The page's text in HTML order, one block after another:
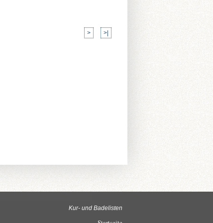
> >|
Kur- und Badelisten